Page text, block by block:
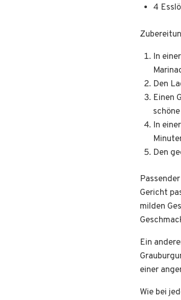
4
In
Den
Einen
In
Den
Gericht
milden
Ein
einer
Wie bei